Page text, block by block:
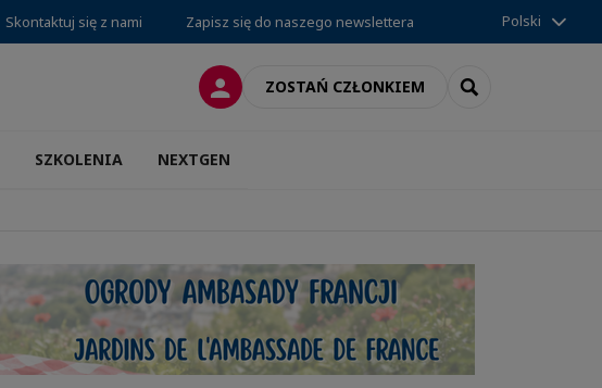
Skontaktuj się z nami Zapisz się do naszego newslettera Polski
LOGOWANIEZOSTAŃ CZŁONKIEM SEARCH
SZKOLENIA NEXTGEN